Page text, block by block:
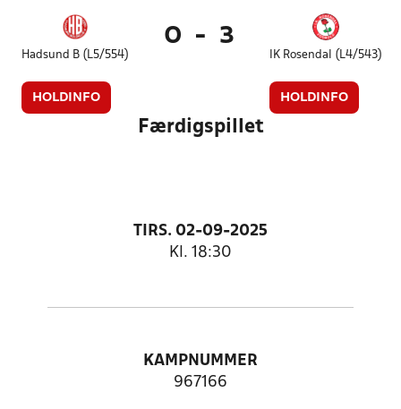
Hadsund B (L5/554)
HOLDINFO
0 - 3
IK Rosendal (L4/543)
HOLDINFO
Færdigspillet
TIRS. 02-09-2025
Kl. 18:30
KAMPNUMMER
967166